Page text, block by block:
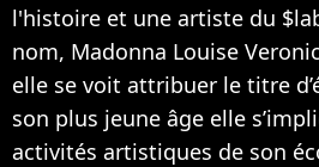
l'histoire et une artiste du
nom, Madonna Louise
elle se voit attribuer le titre
son plus jeune âge elle
activités artistiques de son